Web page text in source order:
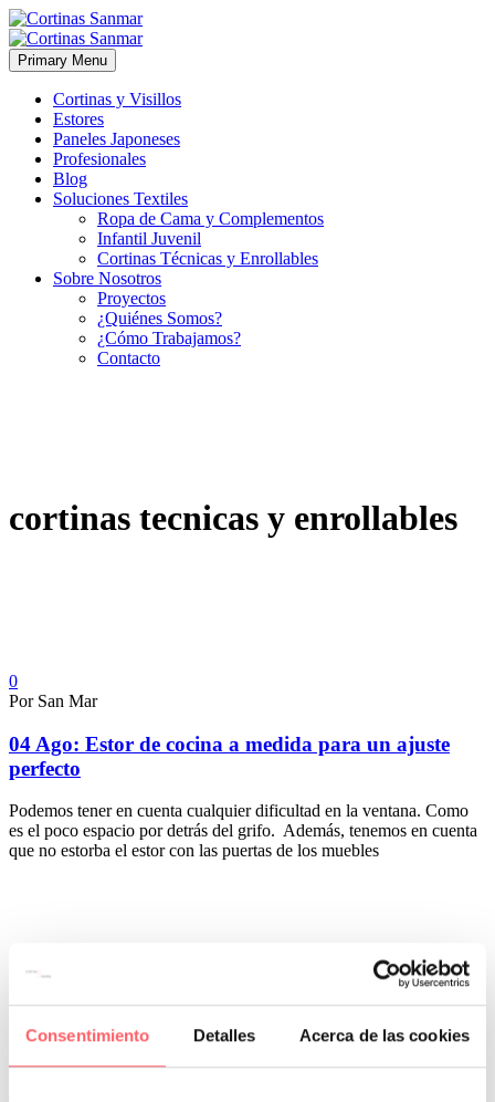
Consentimiento Detalles Acerca de las cookies
Primary Menu
Cortinas y Visillos
Estores
Paneles Japoneses
Profesionales
Blog
Soluciones Textiles
Ropa de Cama y Complementos
Infantil Juvenil
Cortinas Técnicas y Enrollables
Sobre Nosotros
Proyectos
¿Quiénes Somos?
¿Cómo Trabajamos?
Contacto
cortinas tecnicas y enrollables
0
Por San Mar
04 Ago: Estor de cocina a medida para un ajuste
perfecto
Podemos tener en cuenta cualquier dificultad en la ventana. Como
es el poco espacio por detrás del grifo. Además, tenemos en cuenta
que no estorba el estor con las puertas de los muebles